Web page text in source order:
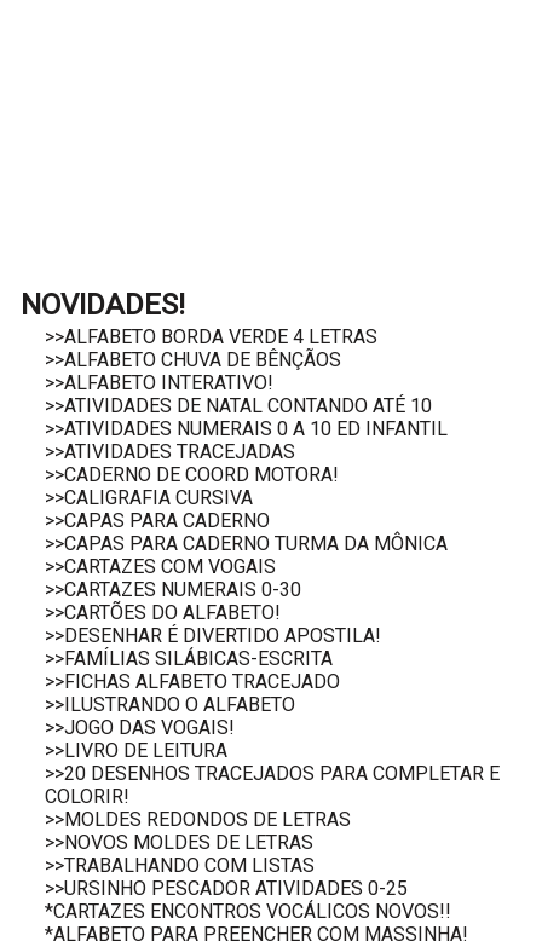
NOVIDADES!
>>ALFABETO BORDA VERDE 4 LETRAS
>>ALFABETO CHUVA DE BÊNÇÃOS
>>ALFABETO INTERATIVO!
>>ATIVIDADES DE NATAL CONTANDO ATÉ 10
>>ATIVIDADES NUMERAIS 0 A 10 ED INFANTIL
>>ATIVIDADES TRACEJADAS
>>CADERNO DE COORD MOTORA!
>>CALIGRAFIA CURSIVA
>>CAPAS PARA CADERNO
>>CAPAS PARA CADERNO TURMA DA MÔNICA
>>CARTAZES COM VOGAIS
>>CARTAZES NUMERAIS 0-30
>>CARTÕES DO ALFABETO!
>>DESENHAR É DIVERTIDO APOSTILA!
>>FAMÍLIAS SILÁBICAS-ESCRITA
>>FICHAS ALFABETO TRACEJADO
>>ILUSTRANDO O ALFABETO
>>JOGO DAS VOGAIS!
>>LIVRO DE LEITURA
>>20 DESENHOS TRACEJADOS PARA COMPLETAR E
COLORIR!
>>MOLDES REDONDOS DE LETRAS
>>NOVOS MOLDES DE LETRAS
>>TRABALHANDO COM LISTAS
>>URSINHO PESCADOR ATIVIDADES 0-25
*CARTAZES ENCONTROS VOCÁLICOS NOVOS!!
*ALFABETO PARA PREENCHER COM MASSINHA!